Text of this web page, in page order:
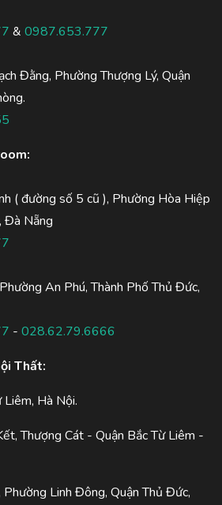
& 0987.653.777
Đằng, Phường Thượng Lý, Quận
( đường số 5 cũ ), Phường Hòa Hiệp
Đà Nẵng
An Phú, Thành Phố Thủ Đức,
- 028.62.79.6666
Thất:
Hà Nội.
Thượng Cát - Quận Bắc Từ Liêm -
Linh Đông, Quận Thủ Đức,